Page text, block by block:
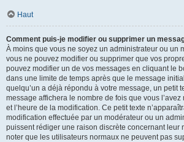
Haut
Comment puis-je modifier ou supprimer un
À moins que vous ne soyez un administrateur ou un
vous ne pouvez modifier ou supprimer que vos
pouvez modifier un de vos messages en cliquant le
dans une limite de temps après que le message
quelqu’un a déjà répondu à votre message, un petit
message affichera le nombre de fois que vous
et l’heure de la modification. Ce petit texte
modification effectuée par un modérateur ou un
puissent rédiger une raison discrète concernant leur
noter que les utilisateurs normaux ne peuvent pas